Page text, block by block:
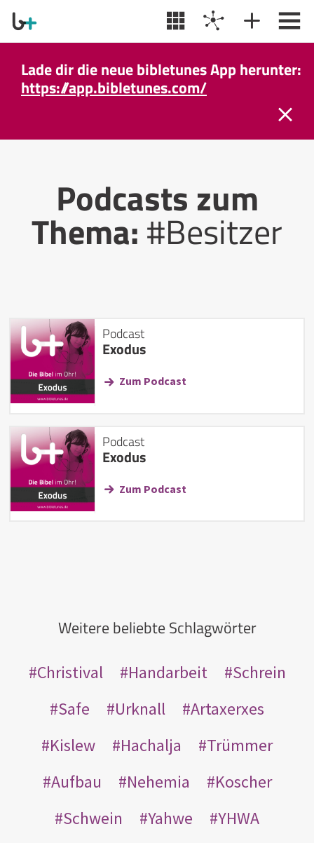
Lade dir die neue bibletunes App herunter:
https://app.bibletunes.com/
Podcasts zum
Thema:#Besitzer
Podcast
Exodus
Zum Podcast
Podcast
Exodus
Zum Podcast
Weitere beliebte Schlagwörter
Christival Handarbeit
Schrein
Safe
Urknall
Artaxerxes
Kislew
Hachalja
Trümmer
Aufbau
Nehemia
Koscher
Schwein
Yahwe
YHWA